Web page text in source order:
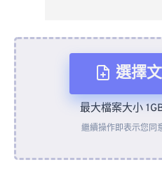
選擇
來自裝置
最大檔案大小
繼續操作即表示您同